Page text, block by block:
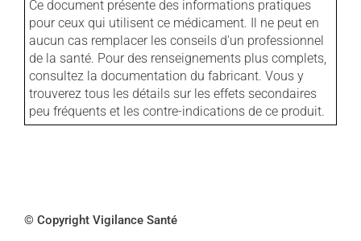
Ce document présente des informations pratiques
pour ceux qui utilisent ce médicament. Il ne peut en
aucun cas remplacer les conseils d'un professionnel
de la santé. Pour des renseignements plus complets,
consultez la documentation du fabricant. Vous y
trouverez tous les détails sur les effets secondaires
peu fréquents et les contre-indications de ce produit.
© Copyright Vigilance Santé